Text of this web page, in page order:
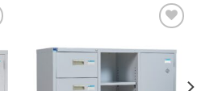
Add to